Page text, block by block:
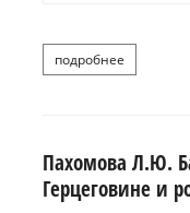
подробнее
Пахомова Л.Ю.
Герцеговине и